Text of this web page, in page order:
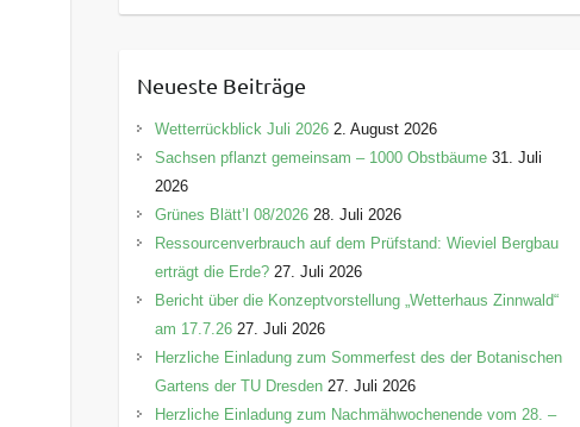
a
g
o
r
e
n
Neueste Beiträge
Wetterrückblick Juli 2026 2. August 2026
Sachsen pflanzt gemeinsam – 1000 Obstbäume 31. Juli
2026
Grünes Blätt’l 08/2026 28. Juli 2026
Ressourcenverbrauch auf dem Prüfstand: Wieviel Bergbau
erträgt die Erde? 27. Juli 2026
Bericht über die Konzeptvorstellung „Wetterhaus Zinnwald“
am 17.7.26 27. Juli 2026
Herzliche Einladung zum Sommerfest des der Botanischen
Gartens der TU Dresden 27. Juli 2026
Herzliche Einladung zum Nachmähwochenende vom 28. –